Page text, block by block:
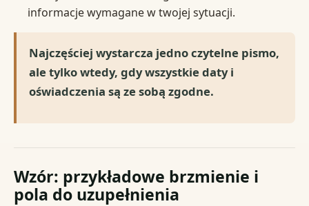
informacje wymagane w twojej sytuacji.
Najczęściej wystarcza jedno czytelne pismo,
ale tylko wtedy, gdy wszystkie daty i
oświadczenia są ze sobą zgodne.
Wzór: przykładowe brzmienie i
pola do uzupełnienia